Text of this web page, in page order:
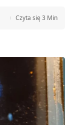
Czyta się 3 Min